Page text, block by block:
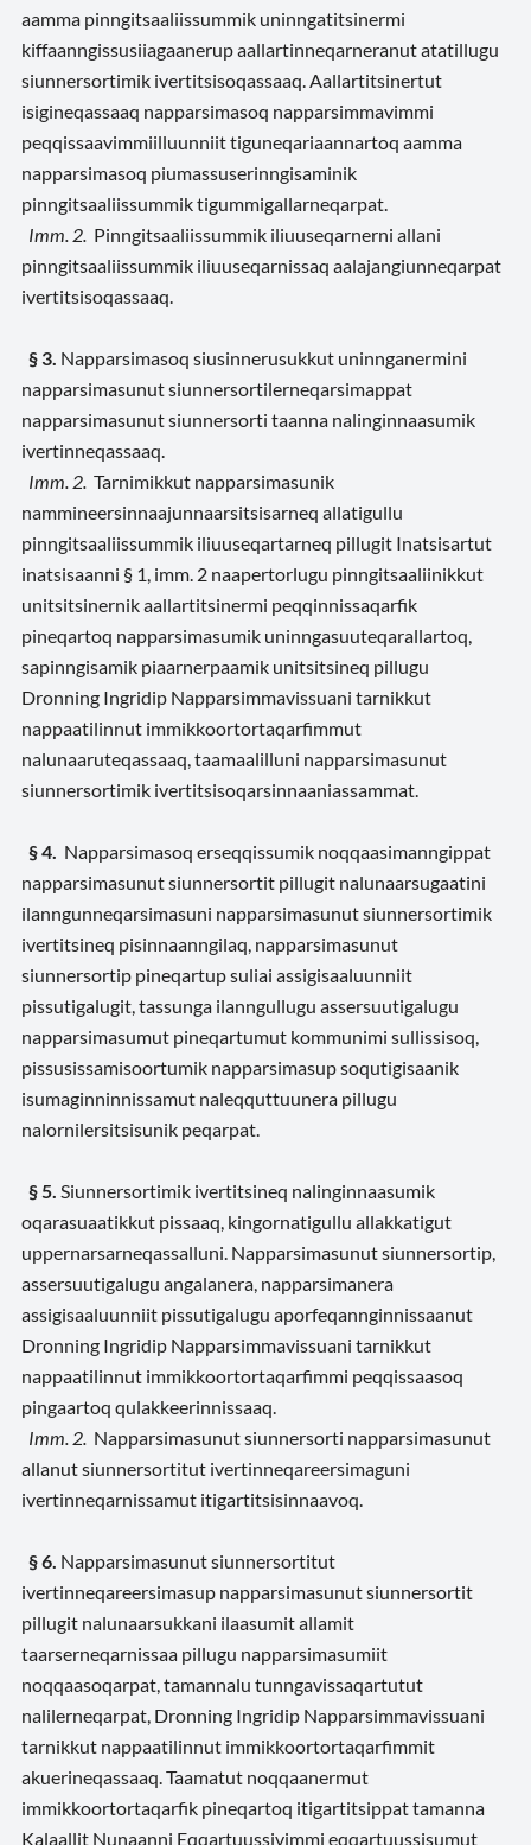
aamma pinngitsaaliissummik uninngatitsinermi
kiffaanngissusiiagaanerup aallartinneqarneranut atatillugu
siunnersortimik ivertitsisoqassaaq. Aallartitsinertut
isigineqassaaq napparsimasoq napparsimmavimmi
peqqissaavimmiilluunniit tiguneqariaannartoq aamma
napparsimasoq piumassuserinngisaminik
pinngitsaaliissummik tigummigallarneqarpat.
Imm. 2. Pinngitsaaliissummik iliuuseqarnerni allani
pinngitsaaliissummik iliuuseqarnissaq aalajangiunneqarpat
ivertitsisoqassaaq.
§ 3. Napparsimasoq siusinnerusukkut uninnganermini
napparsimasunut siunnersortilerneqarsimappat
napparsimasunut siunnersorti taanna nalinginnaasumik
ivertinneqassaaq.
Imm. 2. Tarnimikkut napparsimasunik
nammineersinnaajunnaarsitsisarneq allatigullu
pinngitsaaliissummik iliuuseqartarneq pillugit Inatsisartut
inatsisaanni § 1, imm. 2 naapertorlugu pinngitsaaliinikkut
unitsitsinernik aallartitsinermi peqqinnissaqarfik
pineqartoq napparsimasumik uninngasuuteqarallartoq,
sapinngisamik piaarnerpaamik unitsitsineq pillugu
Dronning Ingridip Napparsimmavissuani tarnikkut
nappaatilinnut immikkoortortaqarfimmut
nalunaaruteqassaaq, taamaalilluni napparsimasunut
siunnersortimik ivertitsisoqarsinnaaniassammat.
§ 4. Napparsimasoq erseqqissumik noqqaasimanngippat
napparsimasunut siunnersortit pillugit nalunaarsugaatini
ilanngunneqarsimasuni napparsimasunut siunnersortimik
ivertitsineq pisinnaanngilaq, napparsimasunut
siunnersortip pineqartup suliai assigisaaluunniit
pissutigalugit, tassunga ilanngullugu assersuutigalugu
napparsimasumut pineqartumut kommunimi sullissisoq,
pissusissamisoortumik napparsimasup soqutigisaanik
isumaginninnissamut naleqquttuunera pillugu
nalornilersitsisunik peqarpat.
§ 5. Siunnersortimik ivertitsineq nalinginnaasumik
oqarasuaatikkut pissaaq, kingornatigullu allakkatigut
uppernarsarneqassalluni. Napparsimasunut siunnersortip,
assersuutigalugu angalanera, napparsimanera
assigisaaluunniit pissutigalugu aporfeqannginnissaanut
Dronning Ingridip Napparsimmavissuani tarnikkut
nappaatilinnut immikkoortortaqarfimmi peqqissaasoq
pingaartoq qulakkeerinnissaaq.
Imm. 2. Napparsimasunut siunnersorti napparsimasunut
allanut siunnersortitut ivertinneqareersimaguni
ivertinneqarnissamut itigartitsisinnaavoq.
§ 6. Napparsimasunut siunnersortitut
ivertinneqareersimasup napparsimasunut siunnersortit
pillugit nalunaarsukkani ilaasumit allamit
taarserneqarnissaa pillugu napparsimasumiit
noqqaasoqarpat, tamannalu tunngavissaqartutut
nalilerneqarpat, Dronning Ingridip Napparsimmavissuani
tarnikkut nappaatilinnut immikkoortortaqarfimmit
akuerineqassaaq. Taamatut noqqaanermut
immikkoortortaqarfik pineqartoq itigartitsippat tamanna
Kalaallit Nunaanni Eqqartuussivimmi eqqartuussisumut